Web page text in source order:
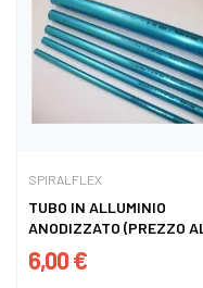
SPIRALFLEX
TUBO IN ALLUMINIO
ANODIZZATO (PREZZO
MT )
6,00 €